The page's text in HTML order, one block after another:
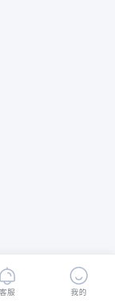
客服 我的